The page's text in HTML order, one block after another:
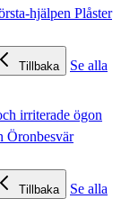
hjälpen Plåster
Tillbaka
Se alla
irriterade ögon
Öronbesvär
Tillbaka
Se alla